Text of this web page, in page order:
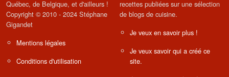
Québec, de Belgique, et d'ailleurs !
Copyright © 2010 - 2024 Stéphane
Gigandet
Mentions légales
Conditions d'utilisation
recettes publiées sur une sélection
de blogs de cuisine.
Je veux en savoir plus !
Je veux savoir qui a créé ce
site.